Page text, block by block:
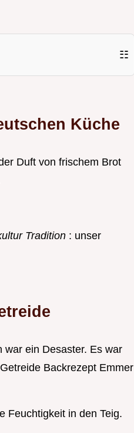
☷
Küche
Duft von frischem Brot
Tradition : unser
war ein Desaster. Es war
Backrezept Emmer
Feuchtigkeit in den Teig.